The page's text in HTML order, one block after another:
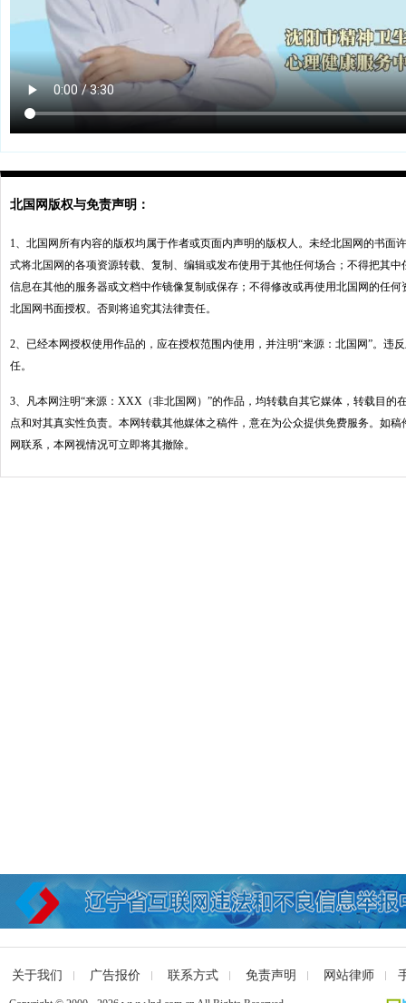
北国网版权与免责声明：
1、北国网所有内容的版权均属于作者或页面内声明的版权人。未经北国网的书面
式将北国网的各项资源转载、复制、编辑或发布使用于其他任何场合；不得把其
信息在其他的服务器或文档中作镜像复制或保存；不得修改或再使用北国网的任
北国网书面授权。否则将追究其法律责任。
2、已经本网授权使用作品的，应在授权范围内使用，并注明“来源：北国网”。违
任。
3、凡本网注明“来源：XXX（非北国网）”的作品，均转载自其它媒体，转载目的
点和对其真实性负责。本网转载其他媒体之稿件，意在为公众提供免费服务。如
网联系，本网视情况可立即将其撤除。
关于我们 广告报价 联系方式 免责声明 网站律师